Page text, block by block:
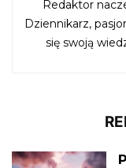
Redaktor
Dziennikarz,
się swoją